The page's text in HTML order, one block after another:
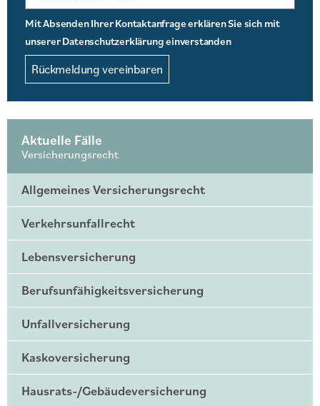
Mit Absenden Ihrer Kontaktanfrage erklären Sie sich mit
unserer Datenschutzerklärung einverstanden
Rückmeldung vereinbaren
Aktuelle Fälle
Versicherungsrecht
Allgemeines Versicherungsrecht
Verkehrsunfallrecht
Lebensversicherung
Berufsunfähigkeitsversicherung
Unfallversicherung
Kaskoversicherung
Hausrats-/Gebäudeversicherung